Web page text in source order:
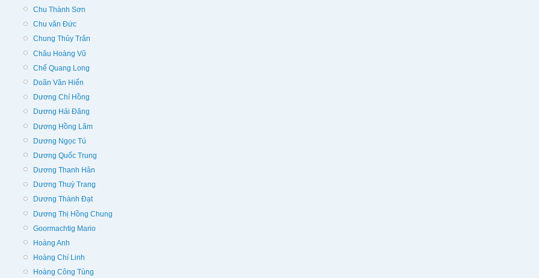
Chu Thành Sơn
Chu văn Đức
Chung Thủy Trân
Châu Hoàng Vũ
Chế Quang Long
Doãn Văn Hiến
Dương Chí Hồng
Dương Hải Đăng
Dương Hồng Lãm
Dương Ngọc Tú
Dương Quốc Trung
Dương Thanh Hân
Dương Thuỳ Trang
Dương Thành Đạt
Dương Thị Hồng Chung
Goormachtig Mario
Hoàng Anh
Hoàng Chí Linh
Hoàng Công Tùng